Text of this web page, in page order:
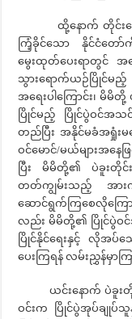
ထို့နောက် တိုင်းဒေသက
ကြံ့ခိုင်သော နိုင်ငံတော်
မွေးထုတ်ပေးရာတွင် အခ
သွားရောက်ယဉ်ပြိုင်မ
အရေးပါကြောင်း၊ မိ
ပြိုင်မည့် ပြိုင်ပွဲဝင်အသ
တည်ပြီး အနိုင်မခံအရှုံးမ
ဝင်မောင်/မယ်များအန
ပြီး မိမိတို့၏ ပဲခူးတိုင်
တတ်ကျွမ်းသည့် အားကစ
ဆောင်ရွက်ကြစေလိုကြေ
လည်း မိမိတို့၏ ပြိုင်ပွဲဝင်အ
ပြိုင်နိုင်ရေးနှင့် လိုအပ်သ
ပေးကြရန် လမ်းညွှန်မှာက
ယင်းနောက် ပဲခူးတိုင်း
ဝင်းက ပြိုင်ပွဲအုပ်ချုပ်သူ